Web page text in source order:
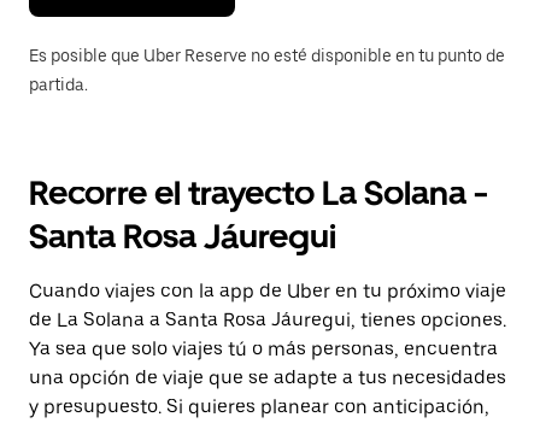
Es posible que Uber Reserve no esté disponible en tu punto de
partida.
Recorre el trayecto La Solana -
Santa Rosa Jáuregui
Cuando viajes con la app de Uber en tu próximo viaje
de La Solana a Santa Rosa Jáuregui, tienes opciones.
Ya sea que solo viajes tú o más personas, encuentra
una opción de viaje que se adapte a tus necesidades
y presupuesto. Si quieres planear con anticipación,